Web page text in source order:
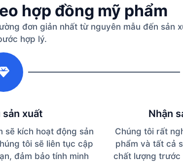
hợp đồng mỹ phẩm
đơn giản nhất từ nguyên mẫu đến sản
hợp lý.
sản xuất
sẽ kích hoạt động sản
tôi sẽ liên tục cập
đảm bảo tính minh
Nhận
Chúng tôi rất
phẩm và tất cả
chất lượng trước